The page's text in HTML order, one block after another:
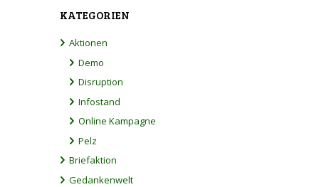
KATEGORIEN
Aktionen
Demo
Disruption
Infostand
Online Kampagne
Pelz
Briefaktion
Gedankenwelt